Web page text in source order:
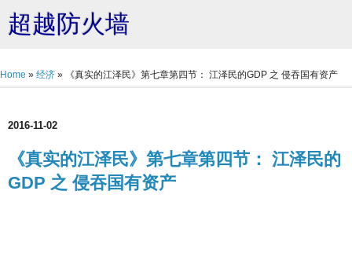
超越防火墙
Home » 经济 » 《真实的江泽民》第七章第四节： 江泽民的GDP 之 侵吞国有资产
2016-11-02
《真实的江泽民》第七章第四节： 江泽民的
GDP 之 侵吞国有资产